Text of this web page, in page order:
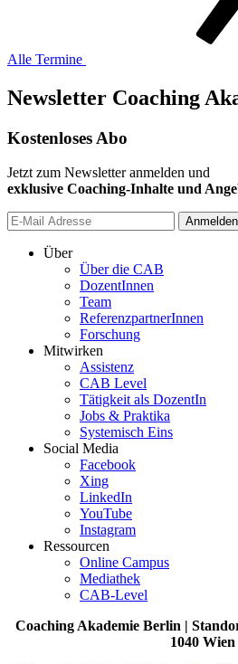
Alle Termine
Newsletter Coaching
Kostenloses Abo
Jetzt zum Newsletter anmelden und
exklusive Coaching-Inhalte und
Anmelden
Über
Über die CAB
DozentInnen
Team
ReferenzpartnerInnen
Forschung
Mitwirken
Assistenz
CAB Level
Tätigkeit als DozentIn
Jobs & Praktika
Systemisch Eins
Social Media
Facebook
Xing
LinkedIn
YouTube
Instagram
Ressourcen
Online Campus
Mediathek
CAB-Level
Coaching Akademie Berlin |
1040 Wien